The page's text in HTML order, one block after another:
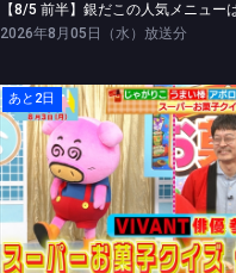
2026年8月05日（水）放送分
あと2日
ラヴィット！